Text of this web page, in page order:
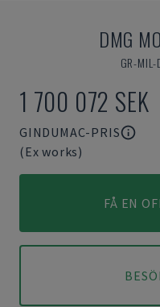
DMG
GR-
1 700 072 SEK
GINDUMAC-PRIS
(Ex works)
FÅ EN